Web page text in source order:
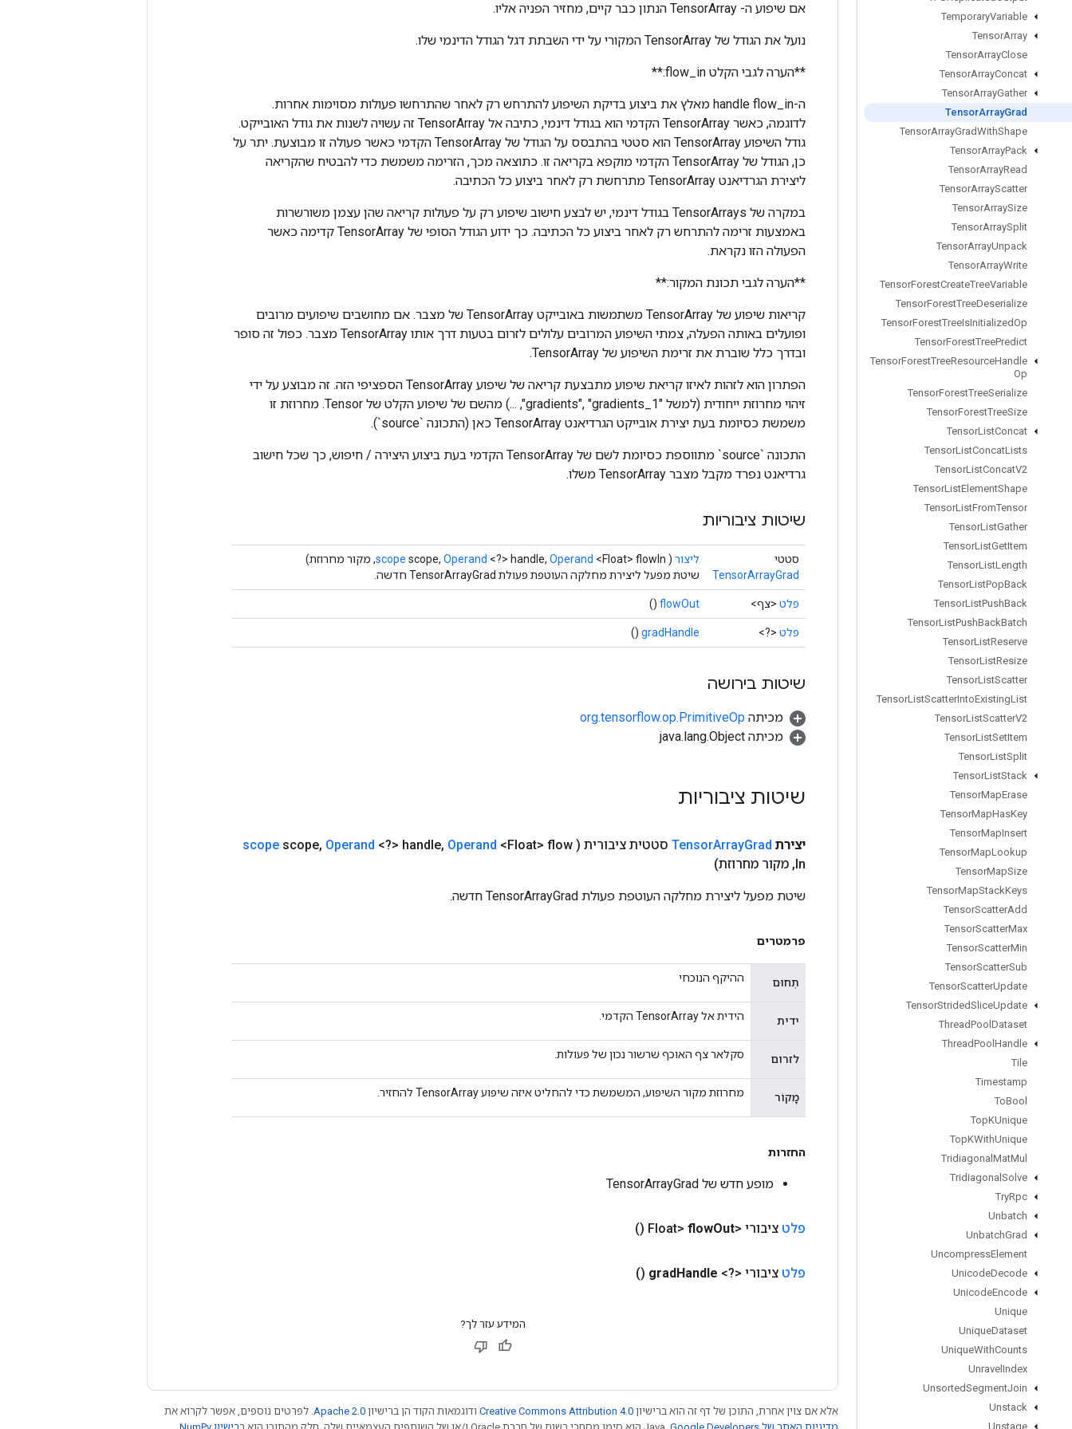
TemporaryVariable
TensorArray
TensorArrayClose
TensorArrayConcat
TensorArrayGather
TensorArrayGrad
TensorArrayGradWithShape
TensorArrayPack
TensorArrayRead
TensorArrayScatter
TensorArraySize
TensorArraySplit
TensorArrayUnpack
TensorArrayWrite
TensorForestCreateTreeVariable
TensorForestTreeDeserialize
TensorForestTreeIsInitializedOp
TensorForestTreePredict
TensorForestTreeResourceHandle
Op
TensorForestTreeSerialize
TensorForestTreeSize
TensorListConcat
TensorListConcatLists
TensorListConcatV2
TensorListElementShape
TensorListFromTensor
TensorListGather
TensorListGetItem
TensorListLength
TensorListPopBack
TensorListPushBack
TensorListPushBackBatch
TensorListReserve
TensorListResize
TensorListScatter
TensorListScatterIntoExistingList
TensorListScatterV2
TensorListSetItem
TensorListSplit
TensorListStack
TensorMapErase
TensorMapHasKey
TensorMapInsert
TensorMapLookup
TensorMapSize
TensorMapStackKeys
TensorScatterAdd
TensorScatterMax
TensorScatterMin
TensorScatterSub
TensorScatterUpdate
TensorStridedSliceUpdate
ThreadPool Dataset
ThreadPool Handle
Tile
Timestamp
ToBool
TopKUnique
TopKWithUnique
Tridiagonal MatMul
Tridiagonal Solve
TryRpc
Unbatch
UnbatchGrad
UncompressElement
UnicodeDecode
UnicodeEncode
Unique
UniqueDataset
UniqueWithCounts
Unravel Index
UnsortedSegmentJoin
Unstack
Unstage
אם שיפוע ה- TensorArray הנתון כבר קיים, מחזיר הפניה אליו.
נועל את הגודל של TensorArray המקורי על ידי השבתת דגל הגודל הדינמי שלו.
**הערה לגבי הקלט flow_in:**
ה-handle flow_in מאלץ את ביצוע בדיקת השיפוע להתרחש רק לאחר שהתרחשו פעולות מסוימות אחרות.
לדוגמה, כאשר TensorArray הקדמי הוא בגודל דינמי, כתיבה אל TensorArray זה עשויה לשנות את גודל האובייקט.
גודל השיפוע TensorArray הוא סטטי בהתבסס על הגודל של TensorArray הקדמי כאשר פעולה זו מבוצעת. יתר על
כן, הגודל של TensorArray הקדמי מוקפא בקריאה זו. כתוצאה מכך, הזרימה משמשת כדי להבטיח שהקריאה
ליצירת הגרדיאנט TensorArray מתרחשת רק לאחר ביצוע כל הכתיבה.
במקרה של TensorArrays בגודל דינמי, יש לבצע חישוב שיפוע רק על פעולות קריאה שהן עצמן משורשרות
באמצעות זרימה להתרחש רק לאחר ביצוע כל הכתיבה. כך ידוע הגודל הסופי של TensorArray קדימה כאשר
הפעולה הזו נקראת.
**הערה לגבי תכונת המקור:**
קריאות שיפוע של TensorArray משתמשות באובייקט TensorArray של מצבר. אם מחושבים שיפועים מרובים
ופועלים באותה הפעלה, צמתי השיפוע המרובים עלולים לזרום בטעות דרך אותו TensorArray מצבר. כפול זה סופר
ובדרך כלל שוברת את זרימת השיפוע של TensorArray.
הפתרון הוא לזהות לאיזו קריאת שיפוע מתבצעת קריאה של שיפוע TensorArray הספציפי הזה. זה מבוצע על ידי
זיהוי מחרוזת ייחודית (למשל "gradients", "gradients_1", ...) מהשם של שיפוע הקלט של Tensor. מחרוזת זו
משמשת כסיומת בעת יצירת אובייקט הגרדיאנט TensorArray כאן (התכונה `source`).
התכונה `source` מתווספת כסיומת לשם של TensorArray הקדמי בעת ביצוע היצירה / חיפוש, כך שכל חישוב
גרדיאנט נפרד מקבל מצבר TensorArray משלו.
שיטות ציבוריות
סטטי
TensorArrayGrad
ליצור (
scope scope, Operand <?> handle, Operand <Float> flowIn, מקור מחרוזת)
שיטת מפעל ליצירת מחלקה העוטפת פעולת TensorArrayGrad חדשה.
פלט <צף> flowOut
()
פלט <?>
gradHandle
()
שיטות בירושה
מכיתה org.tensorflow.op.PrimitiveOp
מכיתה java.lang.Object
שיטות ציבוריות
יצירת TensorArrayGrad סטטית ציבורית (
scope scope, Operand <?> handle, Operand <Float> flow
In
, מקור מחרוזת)
שיטת מפעל ליצירת מחלקה העוטפת פעולת TensorArrayGrad חדשה.
פרמטרים
תְחוּם ההיקף הנוכחי
ידית הידית אל TensorArray הקדמי.
לזרום סקלאר צף האוכף שרשור נכון של פעולות.
מָקוֹר מחרוזת מקור השיפוע, המשמשת כדי להחליט איזה שיפוע TensorArray להחזיר.
החזרות
מופע חדש של TensorArrayGrad
פלט ציבורי <Float> flowOut
()
פלט ציבורי <?> gradHandle
()
המידע עזר לך?
אלא אם צוין אחרת, התוכן של דף זה הוא ברישיון Creative Commons Attribution 4.0 ודוגמאות הקוד הן ברישיון Apache 2.0 . לפרטים נוספים, אפשר לקרוא את